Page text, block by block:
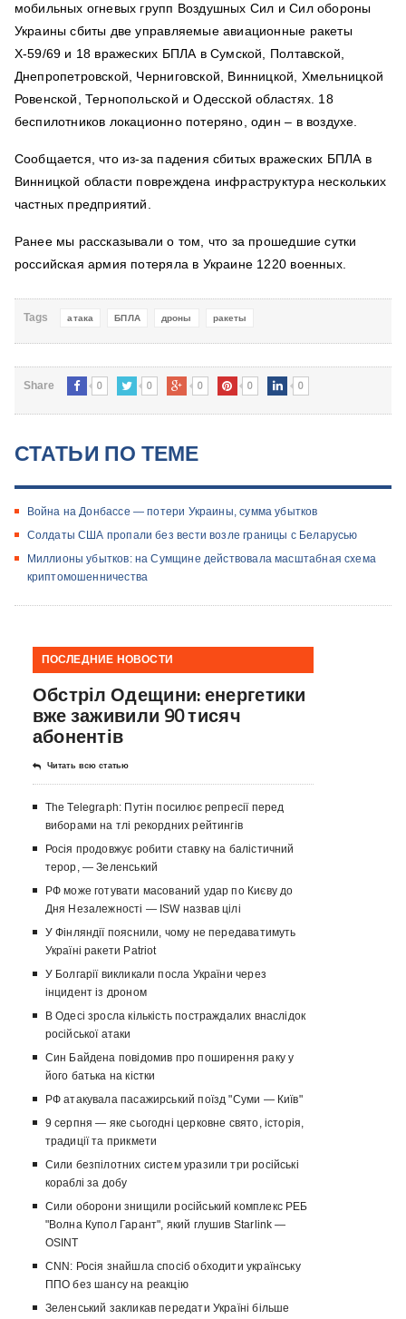
мобильных огневых групп Воздушных Сил и Сил обороны
Украины сбиты две управляемые авиационные ракеты
Х-59/69 и 18 вражеских БПЛА в Сумской, Полтавской,
Днепропетровской, Черниговской, Винницкой, Хмельницкой
Ровенской, Тернопольской и Одесской областях. 18
беспилотников локационно потеряно, один – в воздухе.
Сообщается, что из-за падения сбитых вражеских БПЛА в
Винницкой области повреждена инфраструктура нескольких
частных предприятий.
Ранее мы рассказывали о том, что за прошедшие сутки
российская армия потеряла в Украине 1220 военных.
Tags атака БПЛА дроны ракеты
Share 0 0 0 0 0
СТАТЬИ ПО ТЕМЕ
Война на Донбассе — потери Украины, сумма убытков
Солдаты США пропали без вести возле границы с Беларусью
Миллионы убытков: на Сумщине действовала масштабная схема
криптомошенничества
ПОСЛЕДНИЕ НОВОСТИ
Обстріл Одещини: енергетики
вже заживили 90 тисяч
абонентів
Читать всю статью
The Telegraph: Путін посилює репресії перед
виборами на тлі рекордних рейтингів
Росія продовжує робити ставку на балістичний
терор, — Зеленський
РФ може готувати масований удар по Києву до
Дня Незалежності — ISW назвав цілі
У Фінляндії пояснили, чому не передаватимуть
Україні ракети Patriot
У Болгарії викликали посла України через
інцидент із дроном
В Одесі зросла кількість постраждалих внаслідок
російської атаки
Син Байдена повідомив про поширення раку у
його батька на кістки
РФ атакувала пасажирський поїзд "Суми — Київ"
9 серпня — яке сьогодні церковне свято, історія,
традиції та прикмети
Сили безпілотних систем уразили три російські
кораблі за добу
Сили оборони знищили російський комплекс РЕБ
"Волна Купол Гарант", який глушив Starlink —
OSINT
CNN: Росія знайшла спосіб обходити українську
ППО без шансу на реакцію
Зеленський закликав передати Україні більше